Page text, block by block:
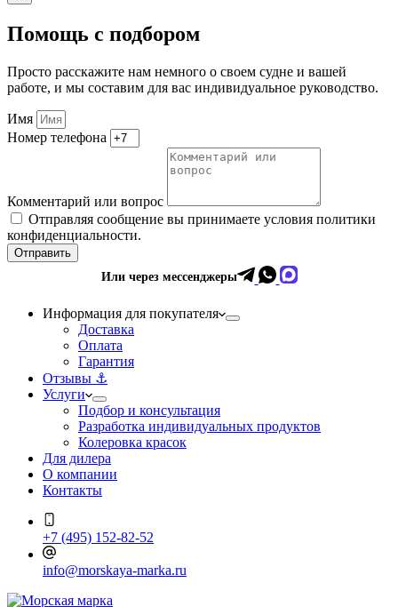
Помощь с подбором
Просто расскажите нам немного о своем судне и вашей
работе, и мы составим для вас индивидуальное руководство.
Имя
Номер телефона
Комментарий или вопрос
Отправляя сообщение вы принимаете условия политики
конфиденциальности.
Отправить
Или через мессенджеры
Информация для покупателя
Доставка
Оплата
Гарантия
Отзывы ⚓
Услуги
Подбор и консультация
Разработка индивидуальных продуктов
Колеровка красок
Для дилера
О компании
Контакты
+7 (495) 152-82-52
info@morskaya-marka.ru